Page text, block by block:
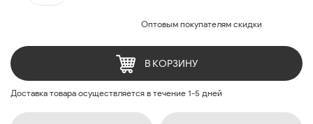
Оптовым покупателям скидки
В КОРЗИНУ
Доставка товара осуществляется в течение 1-5 дней